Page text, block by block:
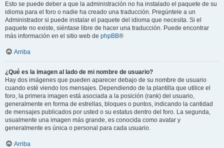
Esto se puede deber a que la administración no ha instalado el paquete de su
idioma para el foro o nadie ha creado una traducción. Pregúntele a un
Administrador si puede instalar el paquete del idioma que necesita. Si el
paquete no existe, siéntase libre de hacer una traducción. Puede encontrar
más información en el sitio web de phpBB®
Arriba
¿Qué es la imagen al lado de mi nombre de usuario?
Hay dos imágenes que pueden aparecer debajo de su nombre de usuario
cuando esté viendo los mensajes. Dependiendo de la plantilla que utilice el
foro, la primera imagen está asociada a la posición (rank) del usuario,
generalmente en forma de estrellas, bloques o puntos, indicando la cantidad
de mensajes publicados por usted o su estatus dentro del foro. La segunda,
usualmente una imagen más grande, es conocida como avatar y
generalmente es única o personal para cada usuario.
Arriba